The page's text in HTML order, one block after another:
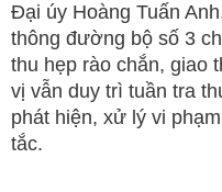
Đại úy Hoàng Tuấn
thông đường bộ số 3
thu hẹp rào chắn, giao
vị vẫn duy trì tuần tra
phát hiện, xử lý vi
tắc.